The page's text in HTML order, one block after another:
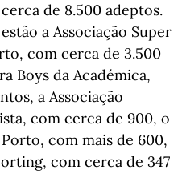
de 8.500 adeptos.
a Associação Super
com cerca de 3.500
Boys da Académica,
a Associação
com cerca de 900, o
com mais de 600,
com cerca de 347